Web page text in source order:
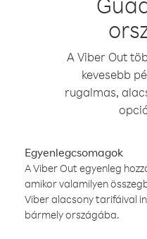
A Viber Out
kevesebb
rugalmas,
Egyenlegcsomagok
A Viber Out egyenleg
amikor valamilyen
Viber alacsony tarifáival
bármely országába.